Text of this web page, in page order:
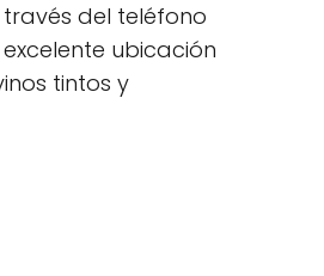
través del teléfono
ubicación
tintos y